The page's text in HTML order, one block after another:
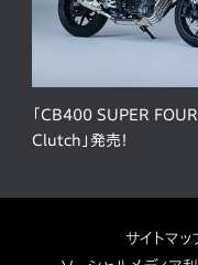
「CB400 SUPER
Clutch」発売！
サイトマッ